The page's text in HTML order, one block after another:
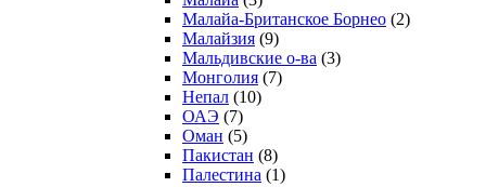
Малайа-Британское Борнео (2)
Малайзия (9)
Мальдивские о-ва (3)
Монголия (7)
Непал (10)
ОАЭ (7)
Оман (5)
Пакистан (8)
Палестина (1)